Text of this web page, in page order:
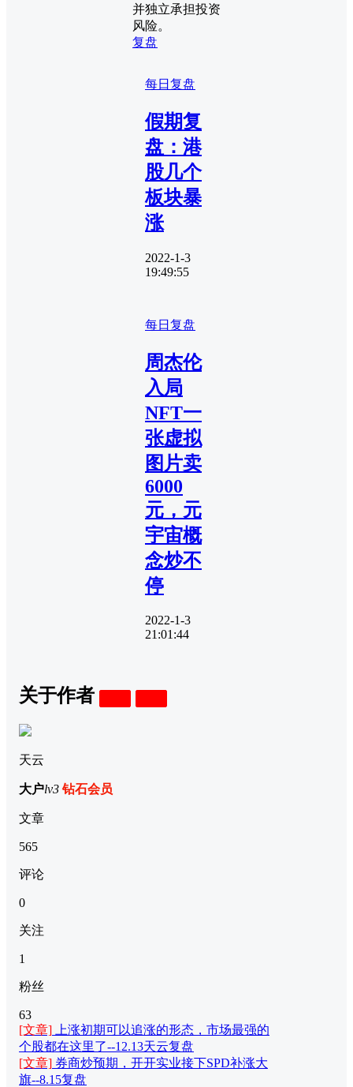
并独立承担投资
风险。
复盘
每日复盘
假期复
盘：港
股几个
板块暴
涨
2022-1-3
19:49:55
每日复盘
周杰伦
入局
NFT一
张虚拟
图片卖
6000
元，元
宇宙概
念炒不
停
2022-1-3
21:01:44
关于作者
天云
大户lv3 钻石会员
文章
565
评论
0
关注
1
粉丝
63
[文章] 上涨初期可以追涨的形态，市场最强的
个股都在这里了--12.13天云复盘
[文章] 券商炒预期，开开实业接下SPD补涨大
旗--8.15复盘